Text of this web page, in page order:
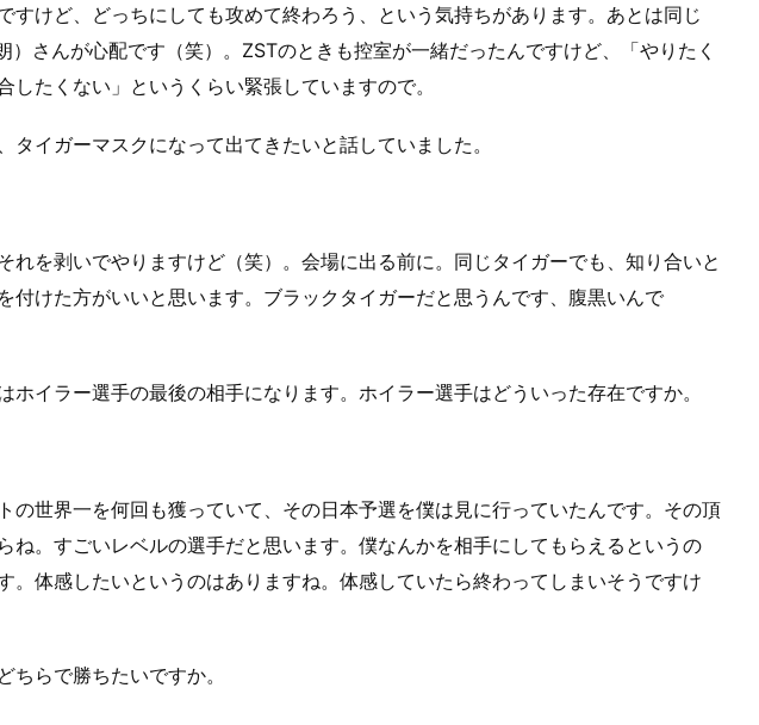
すけど、どっちにしても攻めて終わろう、という気持ちがあります。あとは同じ
）さんが心配です（笑）。ZSTのときも控室が一緒だったんですけど、「やりたく
したくない」というくらい緊張していますので。
イガーマスクになって出てきたいと話していました。
れを剥いでやりますけど（笑）。会場に出る前に。同じタイガーでも、知り合いと
付けた方がいいと思います。ブラックタイガーだと思うんです、腹黒いんで
イラー選手の最後の相手になります。ホイラー選手はどういった存在ですか。
の世界一を何回も獲っていて、その日本予選を僕は見に行っていたんです。その頂
ね。すごいレベルの選手だと思います。僕なんかを相手にしてもらえるというの
。体感したいというのはありますね。体感していたら終わってしまいそうですけ
らで勝ちたいですか。